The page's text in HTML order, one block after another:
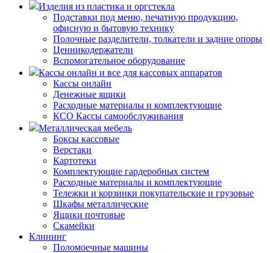
Изделия из пластика и оргстекла
Подставки под меню, печатную продукцию,
офисную и бытовую технику
Полочные разделители, толкатели и задние опоры
Ценникодержатели
Вспомогательное оборудование
Кассы онлайн и все для кассовых аппаратов
Кассы онлайн
Денежные ящики
Расходные материалы и комплектующие
КСО Кассы самообслуживания
Металлическая мебель
Боксы кассовые
Верстаки
Картотеки
Комплектующие гардеробных систем
Расходные материалы и комплектующие
Тележки и корзинки покупательские и грузовые
Шкафы металлические
Ящики почтовые
Скамейки
Клининг
Поломоечные машины